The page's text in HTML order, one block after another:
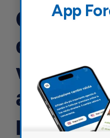
Cosa non
viaggio:
portare
App